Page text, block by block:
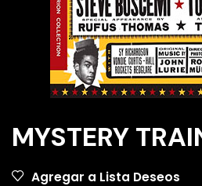
MYSTERY
Agregar a Lista Deseos